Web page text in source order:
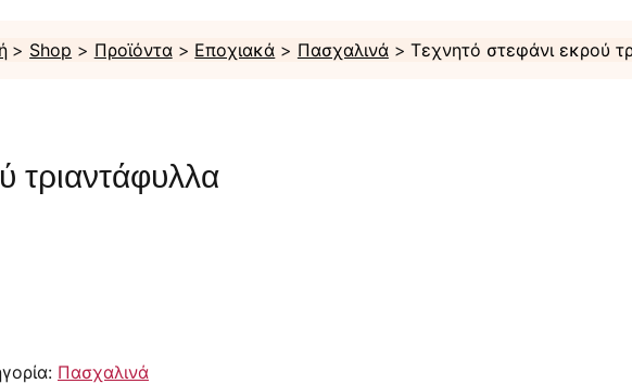
Shop Προϊόντα Εποχιακά Πασχαλινά Τεχνητό στεφάνι εκρού
τριαντάφυλλα
Πασχαλινά